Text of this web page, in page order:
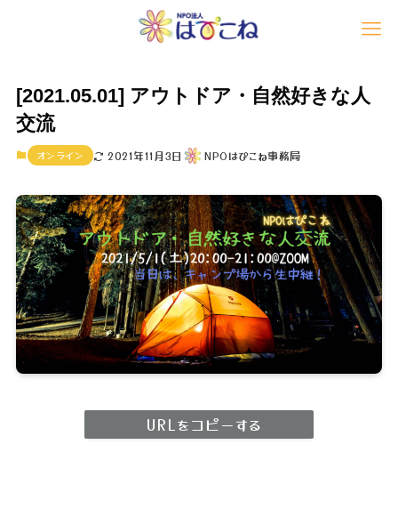
[2021.05.01] アウトドア・自然好きな人
交流
オンライン 2021年11月3日 NPOはぴこね事務局
URLをコピーする